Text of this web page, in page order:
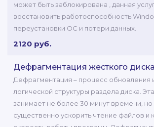
может быть заблокирована , данная
восстановить работоспособность
переустановки ОС и потери данных.
2120 руб.
Дефрагментация жесткого диска
Дефрагментация – процесс обновления
логической структуры раздела диска.
занимает не более 30 минут времени,
существенно ускорить чтение файлов и